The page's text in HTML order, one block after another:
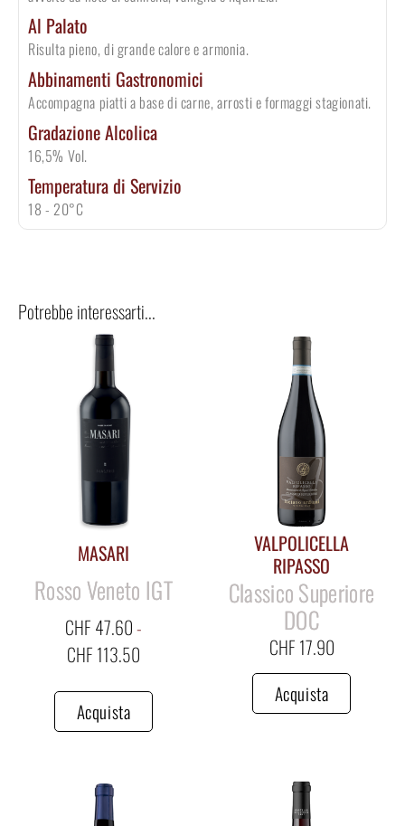
Al Palato
Risulta pieno, di grande calore e armonia.
Abbinamenti Gastronomici
Accompagna piatti a base di carne, arrosti e formaggi stagionati.
Gradazione Alcolica
16,5% Vol.
Temperatura di Servizio
18 - 20°C
Potrebbe interessarti...
MASARI
Rosso Veneto IGT
CHF 47.60-
CHF 113.50
Acquista
VALPOLICELLA
RIPASSO
Classico Superiore
DOC
CHF 17.90
Acquista